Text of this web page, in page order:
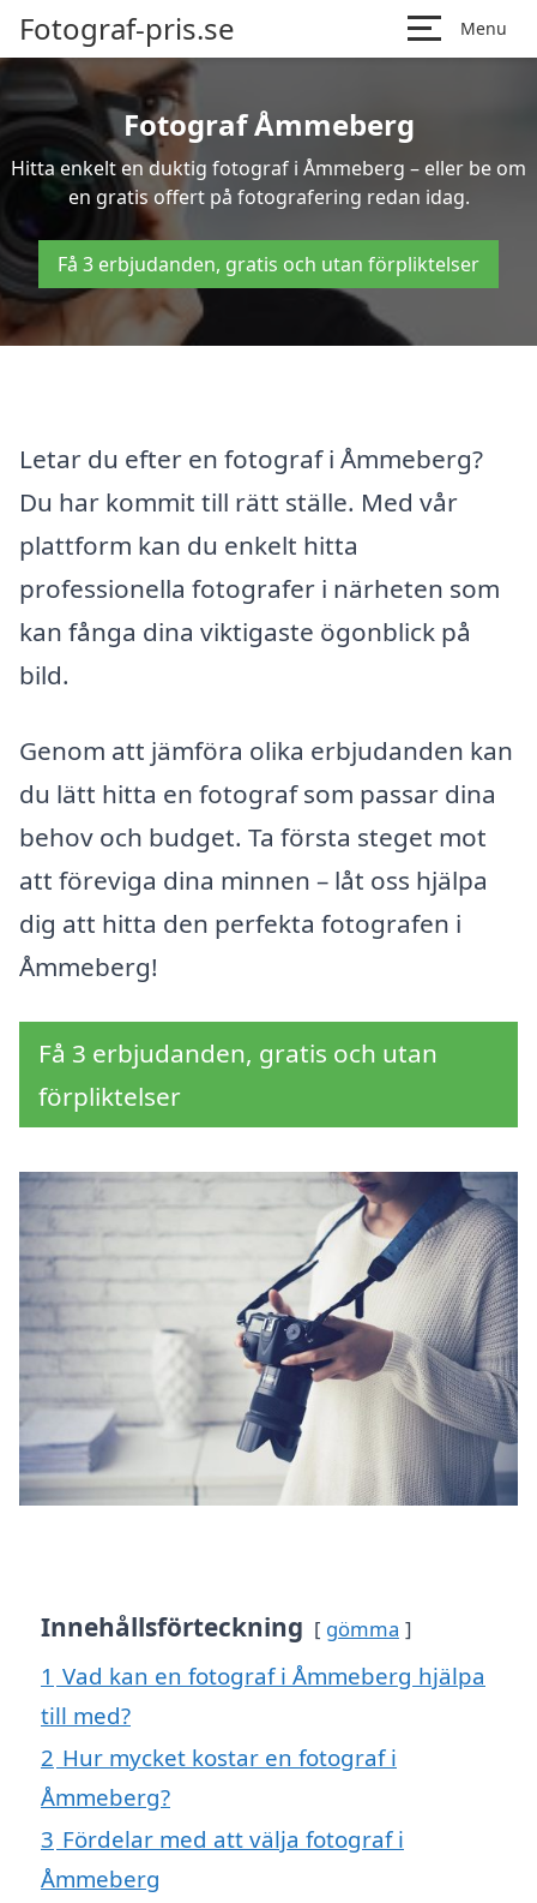
Fotograf-pris.se Menu
Fotograf Åmmeberg
Hitta enkelt en duktig fotograf i Åmmeberg – eller be om
en gratis offert på fotografering redan idag.
Få 3 erbjudanden, gratis och utan förpliktelser
Letar du efter en fotograf i Åmmeberg?
Du har kommit till rätt ställe. Med vår
plattform kan du enkelt hitta
professionella fotografer i närheten som
kan fånga dina viktigaste ögonblick på
bild.
Genom att jämföra olika erbjudanden kan
du lätt hitta en fotograf som passar dina
behov och budget. Ta första steget mot
att föreviga dina minnen – låt oss hjälpa
dig att hitta den perfekta fotografen i
Åmmeberg!
Få 3 erbjudanden, gratis och utan
förpliktelser
Innehållsförteckning gömma
1 Vad kan en fotograf i Åmmeberg hjälpa
till med?
2 Hur mycket kostar en fotograf i
Åmmeberg?
3 Fördelar med att välja fotograf i
Åmmeberg